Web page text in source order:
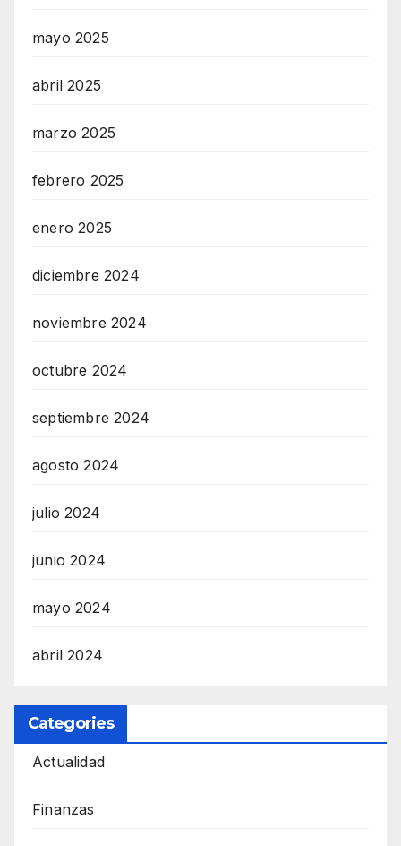
mayo 2025
abril 2025
marzo 2025
febrero 2025
enero 2025
diciembre 2024
noviembre 2024
octubre 2024
septiembre 2024
agosto 2024
julio 2024
junio 2024
mayo 2024
abril 2024
Categories
Actualidad
Finanzas